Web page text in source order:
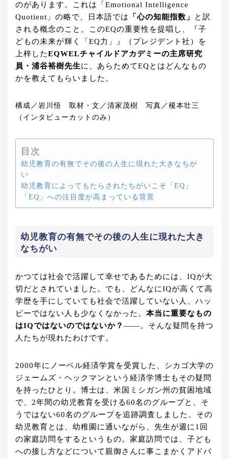
のがあります。これは「Emotional Intelligence
Quotient」の略で、日本語では
「心の知能指数」
と訳
される概念のこと。このEQの重要性を提唱し、『子
どもの未来が輝く「EQ力」』（プレジデント社）を
上梓したEQWELチャイルドアカデミーの主席研究
員・浦谷裕樹先生に、あらためてEQとはどんなもの
かを教えてもらいました。
構成／岩川悟 取材・文／清家茂樹 写真／榎本壮三
（インタビューカットのみ）
目次
幼児教育の有無でその後の人生に現れた大きなちが
い
幼児教育によってもたらされたちがいこそ「EQ」
「EQ」への注目度が高まっている背景
幼児教育の有無でその後の人生に現れた大き
なちがい
かつては社会で活躍して幸せであるためには、IQが大
切だとされていました。でも、どんなにIQが高くて高
学歴を手にしていても社会で活躍していない人、ハッ
ピーではない人も少なくなかった。 本当に重要なもの
はIQではないのではないか？ ――。そんな疑問を持つ
人たちが現れたわけです。
2000年にノーベル経済学賞を受賞した、シカゴ大学の
ジェームズ・ヘックマンという経済学博士もその疑問
を持ったひとり。博士は、米国ミシガン州の貧困地域
で、2年間の幼児教育を受ける60名のグループと、そ
うではない60名のグループを追跡調査しました。その
幼児教育とは、幼稚園に通いながら、先生が週に1回
の家庭訪問をするというもの。家庭訪問では、子ども
への接し方などについて親御さんに事こまかくアドバ